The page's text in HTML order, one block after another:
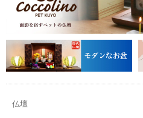
仏壇